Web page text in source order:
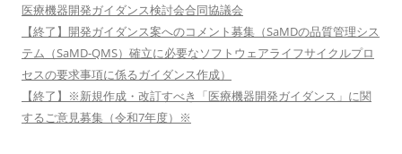
医療機器開発ガイダンス検討会合同協議会
【終了】開発ガイダンス案へのコメント募集（SaMDの品質管理シス
テム（SaMD-QMS）確立に必要なソフトウェアライフサイクルプロ
セスの要求事項に係るガイダンス作成）
【終了】※新規作成・改訂すべき「医療機器開発ガイダンス」に関
するご意見募集（令和7年度）※